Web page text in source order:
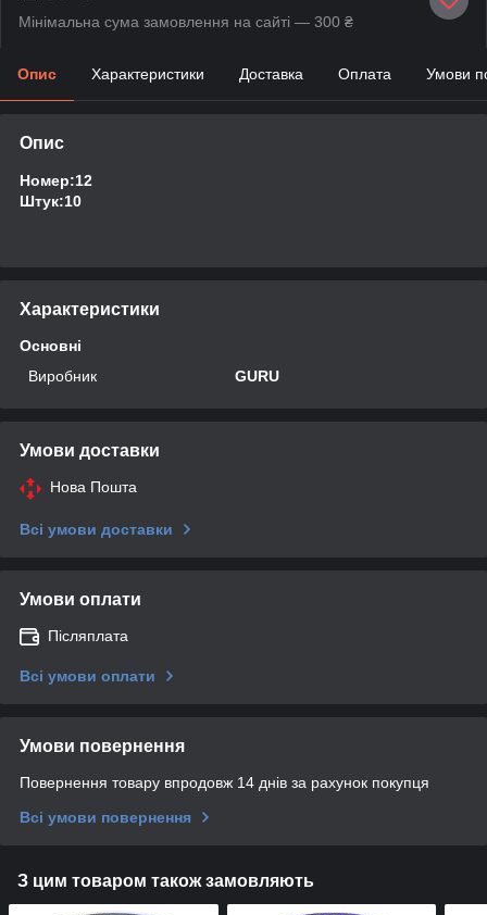
Мінімальна сума замовлення на сайті — 300 ₴
Опис Характеристики Доставка Оплата Умови
Опис
Номер:12
Штук:10
Характеристики
Основні
Виробник
GURU
Умови доставки
Нова Пошта
Всі умови доставки
Умови оплати
Післяплата
Всі умови оплати
Умови повернення
Повернення товару впродовж 14 днів за рахунок покупця
Всі умови повернення
З цим товаром також замовляють